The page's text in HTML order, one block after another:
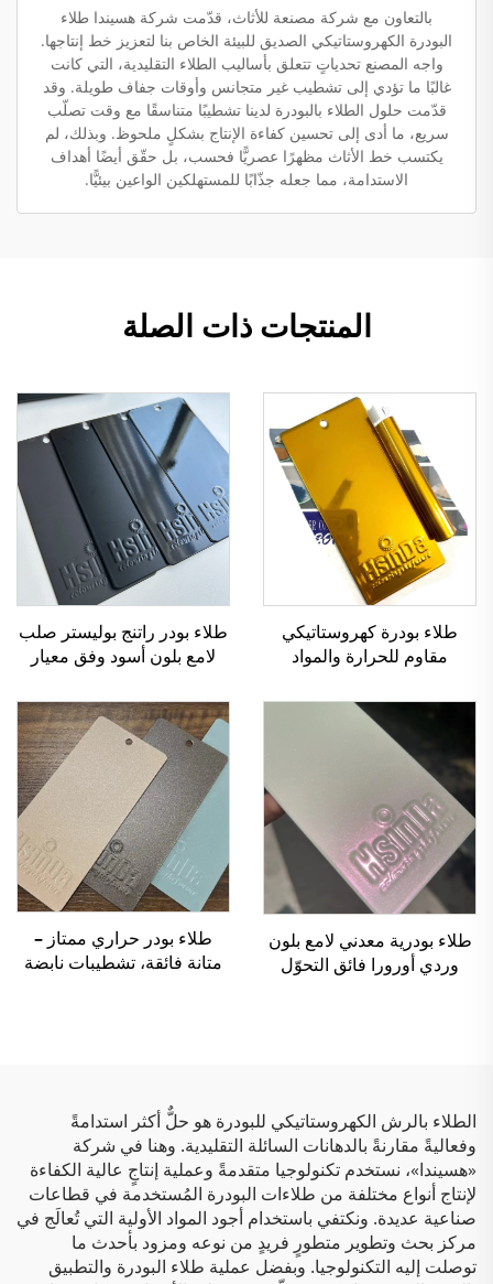
بالتعاون مع شركة مصنعة للأثاث، قدّمت شركة هسيندا طلاء
البودرة الكهروستاتيكي الصديق للبيئة الخاص بنا لتعزيز خط إنتاجها.
واجه المصنع تحدياتٍ تتعلق بأساليب الطلاء التقليدية، التي كانت
غالبًا ما تؤدي إلى تشطيب غير متجانس وأوقات جفاف طويلة. وقد
قدّمت حلول الطلاء بالبودرة لدينا تشطيبًا متناسقًا مع وقت تصلّب
سريع، ما أدى إلى تحسين كفاءة الإنتاج بشكلٍ ملحوظ. وبذلك، لم
يكتسب خط الأثاث مظهرًا عصريًّا فحسب، بل حقّق أيضًا أهداف
الاستدامة، مما جعله جذّابًا للمستهلكين الواعين بيئيًّا.
المنتجات ذات الصلة
طلاء بودرة كهروستاتيكي
مقاوم للحرارة والمواد
ذهبي، لتصنيع المعادن
طلاء بودر راتنج بوليستر صلب
لامع بلون أسود وفق معيار
طلاء بودرية معدني لامع بلون
وردي أورورا فائق التحوّل
طلاء بودر حراري ممتاز –
متانة فائقة، تشطيبات نابضة
الطلاء بالرش الكهروستاتيكي للبودرة هو حلٌّ أكثر استدامةً
وفعاليةً مقارنةً بالدهانات السائلة التقليدية. وهنا في شركة
«هسيندا»، نستخدم تكنولوجيا متقدمةً وعملية إنتاجٍ عالية الكفاءة
لإنتاج أنواع مختلفة من طلاءات البودرة المُستخدمة في قطاعات
صناعية عديدة. ونكتفي باستخدام أجود المواد الأولية التي تُعالَج في
مركز بحث وتطوير متطورٍ فريدٍ من نوعه ومزود بأحدث ما
توصلت إليه التكنولوجيا. وبفضل عملية طلاء البودرة والتطبيق